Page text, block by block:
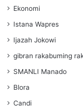
Ekonomi
Istana Wapres
Ijazah Jokowi
gibran rakabuming
SMANLI Manado
Blora
Candi